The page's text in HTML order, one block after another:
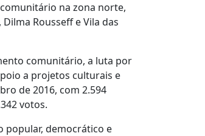
na zona norte,
Rousseff e Vila das
comunitário, a luta por
a projetos culturais e
de 2016, com 2.594
votos.
popular, democrático e